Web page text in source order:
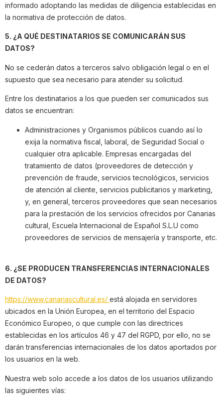
informado adoptando las medidas de diligencia establecidas en
la normativa de protección de datos.
5. ¿A QUÉ DESTINATARIOS SE COMUNICARÁN SUS
DATOS?
No se cederán datos a terceros salvo obligación legal o en el
supuesto que sea necesario para atender su solicitud.
Entre los destinatarios a los que pueden ser comunicados sus
datos se encuentran:
Administraciones y Organismos públicos cuando así lo
exija la normativa fiscal, laboral, de Seguridad Social o
cualquier otra aplicable. Empresas encargadas del
tratamiento de datos (proveedores de detección y
prevención de fraude, servicios tecnológicos, servicios
de atención al cliente, servicios publicitarios y marketing,
y, en general, terceros proveedores que sean necesarios
para la prestación de los servicios ofrecidos por Canarias
cultural, Escuela Internacional de Español S.L.U como
proveedores de servicios de mensajería y transporte, etc.
6. ¿SE PRODUCEN TRANSFERENCIAS INTERNACIONALES
DE DATOS?
https://www.canariascultural.es/ está alojada en servidores
ubicados en la Unión Europea, en el territorio del Espacio
Económico Europeo, o que cumple con las directrices
establecidas en los artículos 46 y 47 del RGPD, por ello, no se
darán transferencias internacionales de los datos aportados por
los usuarios en la web.
Nuestra web solo accede a los datos de los usuarios utilizando
las siguientes vías: